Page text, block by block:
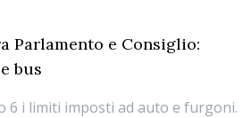
Parlamento e Consiglio:
bus
6 i limiti imposti ad auto e furgoni.